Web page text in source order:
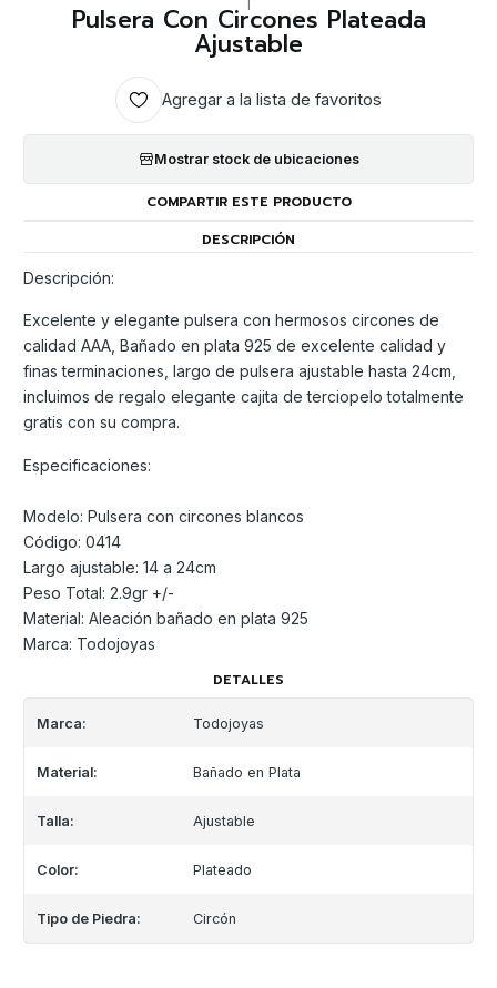
Pulsera Con Circones Plateada
Ajustable
Agregar a la lista de favoritos
Mostrar stock de ubicaciones
COMPARTIR ESTE PRODUCTO
DESCRIPCIÓN
Descripción:
Excelente y elegante pulsera con hermosos circones de
calidad AAA, Bañado en plata 925 de excelente calidad y
finas terminaciones, largo de pulsera ajustable hasta 24cm,
incluimos de regalo elegante cajita de terciopelo totalmente
gratis con su compra.
Especificaciones:
Modelo: Pulsera con circones blancos
Código: 0414
Largo ajustable: 14 a 24cm
Peso Total: 2.9gr +/-
Material: Aleación bañado en plata 925
Marca: Todojoyas
DETALLES
Marca: Todojoyas
Material: Bañado en Plata
Talla: Ajustable
Color: Plateado
Tipo de Piedra: Circón